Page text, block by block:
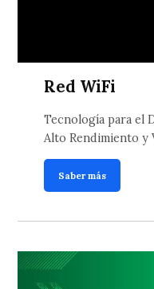
Red WiFi
Tecnología para el
Alto Rendimiento y
Saber más